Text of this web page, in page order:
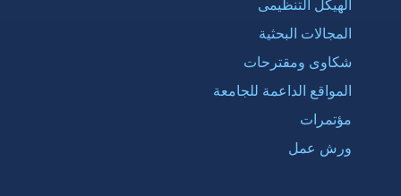
الهيكل التنظيمى
المجالات البحثية
شكاوى ومقترحات
المواقع الداعمة للجامعة
مؤتمرات
ورش عمل